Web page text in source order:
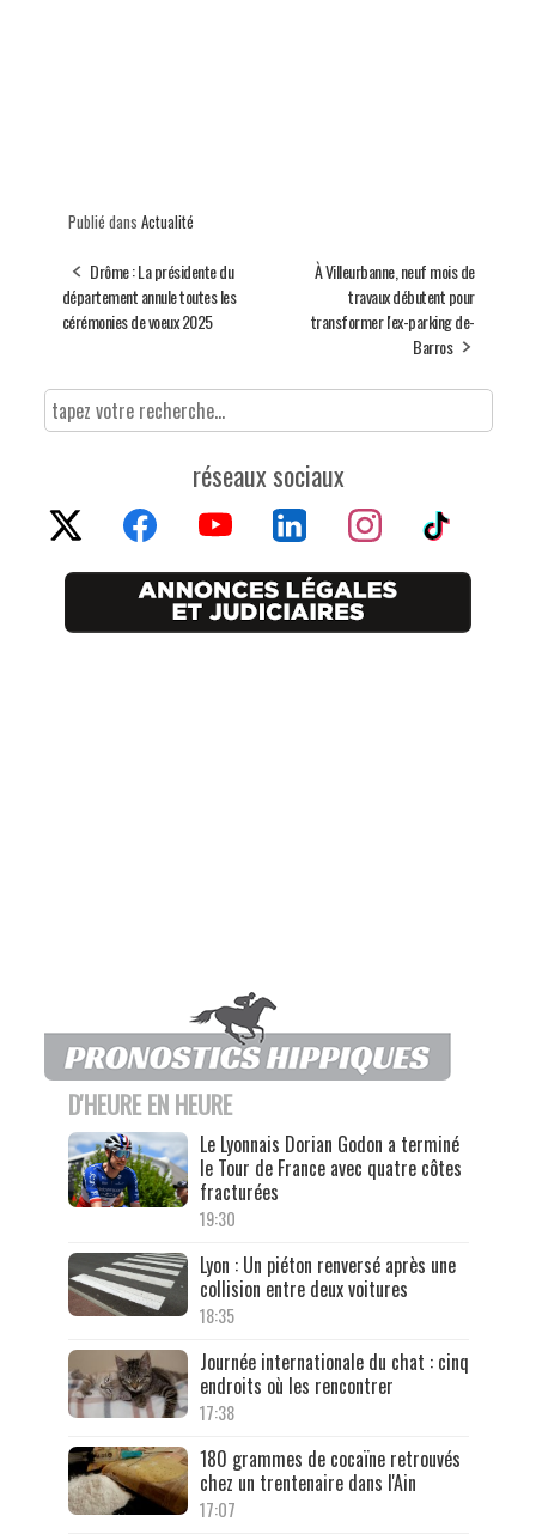
Publié dans Actualité
Drôme : La présidente du
département annule toutes les
cérémonies de voeux 2025
À Villeurbanne, neuf mois de
travaux débutent pour
transformer l'ex-parking de-
Barros
réseaux sociaux
D'HEURE EN HEURE
Le Lyonnais Dorian Godon a terminé
le Tour de France avec quatre côtes
fracturées
19:30
Lyon : Un piéton renversé après une
collision entre deux voitures
18:35
Journée internationale du chat : cinq
endroits où les rencontrer
17:38
180 grammes de cocaïne retrouvés
chez un trentenaire dans l'Ain
17:07